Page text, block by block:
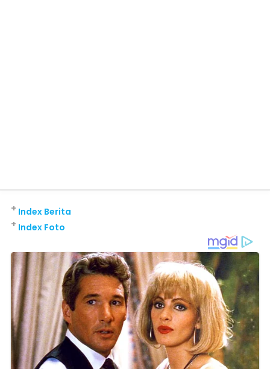
Index Berita
+
Index Foto
+